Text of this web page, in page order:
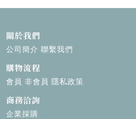
關於我們
公司簡介 聯繫我們
購物流程
會員 非會員 隱私政策
商務洽詢
企業採購